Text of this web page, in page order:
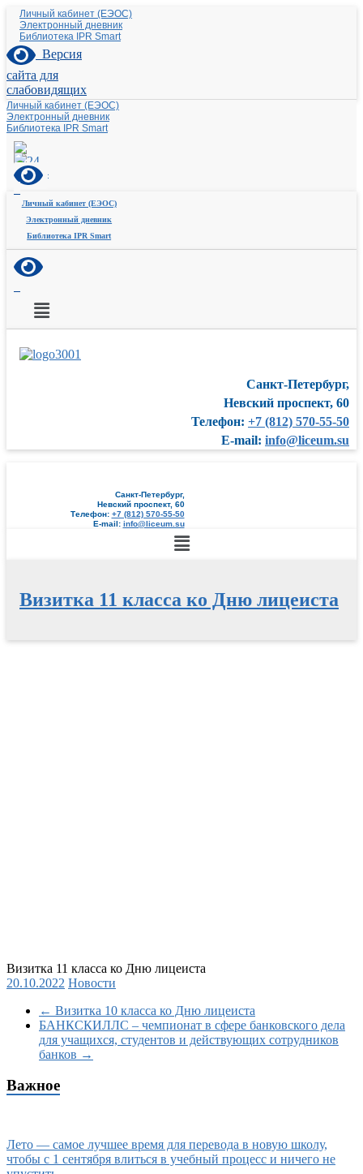
Личный кабинет (ЕЭОС)
Электронный дневник
Библиотека IPR Smart
Версия
сайта для
слабовидящих
Личный кабинет (ЕЭОС)
Электронный дневник
Библиотека IPR Smart
Личный кабинет (ЕЭОС)
Электронный дневник
Библиотека IPR Smart
Меню
Санкт-Петербург,
Невский проспект, 60
Телефон: +7 (812) 570-55-50
E-mail: info@liceum.su
Санкт-Петербург,
Невский проспект, 60
Телефон: +7 (812) 570-55-50
E-mail: info@liceum.su
Меню
Визитка 11 класса ко Дню лицеиста
Визитка 11 класса ко Дню лицеиста
20.10.2022 Новости
← Визитка 10 класса ко Дню лицеиста
БАНКСКИЛЛС – чемпионат в сфере банковского дела
для учащихся, студентов и действующих сотрудников
банков →
Важное
Лето — самое лучшее время для перевода в новую школу,
чтобы с 1 сентября влиться в учебный процесс и ничего не